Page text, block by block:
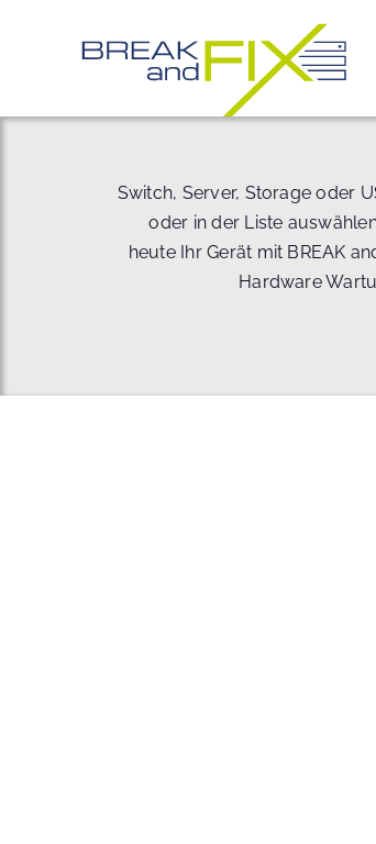
Switch, Server, Storage oder
oder in der Liste
heute Ihr Gerät mit BREAK
Hardware